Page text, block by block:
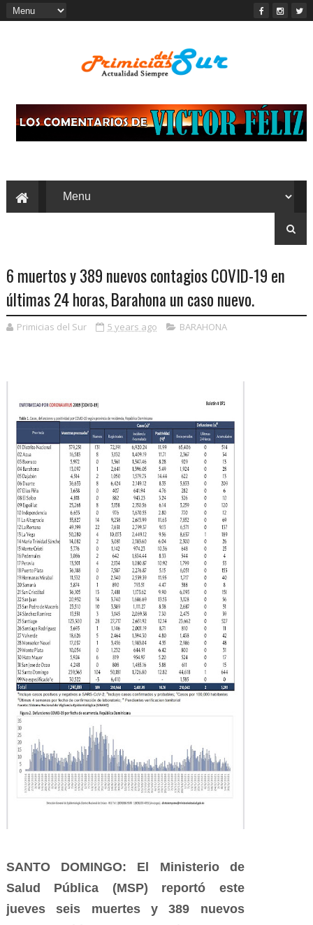
6 muertos y 389 nuevos contagios COVID-19 en
últimas 24 horas, Barahona un caso nuevo.
Primicias del Sur 5 years ago BARAHONA
SANTO DOMINGO: El Ministerio de
Salud Pública (MSP) reportó este
jueves seis muertes y 389 nuevos